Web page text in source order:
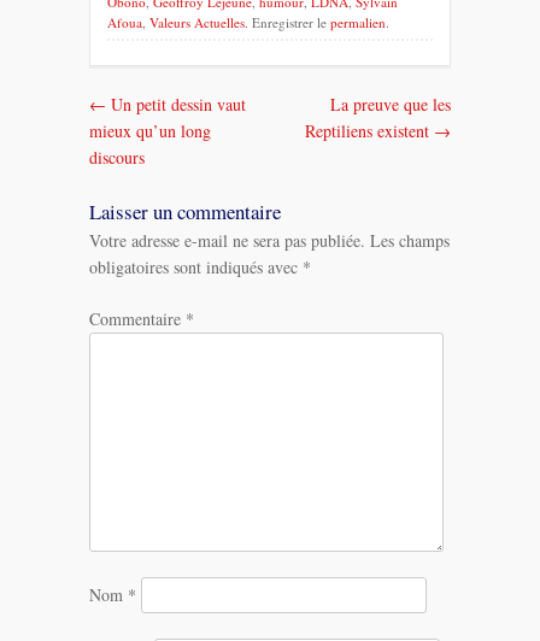
Afoua Valeurs Actuelles . Enregistrer le permalien
Navigation
dans
les
messages
← Un petit dessin vaut
mieux qu’un long
discours
La preuve que les
Reptiliens existent →
Laisser un commentaire
Votre adresse e-mail ne sera pas publiée. Les champs
obligatoires sont indiqués avec *
Commentaire *
Nom *